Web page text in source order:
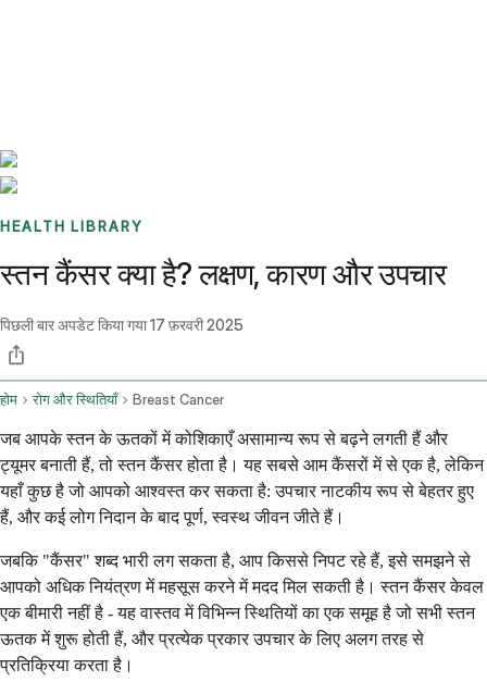
HEALTH LIBRARY
स्तन कैंसर क्या है? लक्षण, कारण और उपचार
पिछली बार अपडेट किया गया17 फ़रवरी 2025
होम रोग और स्थितियाँ Breast Cancer
जब आपके स्तन के ऊतकों में कोशिकाएँ असामान्य रूप से बढ़ने लगती हैं और
ट्यूमर बनाती हैं, तो स्तन कैंसर होता है। यह सबसे आम कैंसरों में से एक है, लेकिन
यहाँ कुछ है जो आपको आश्वस्त कर सकता है: उपचार नाटकीय रूप से बेहतर हुए
हैं, और कई लोग निदान के बाद पूर्ण, स्वस्थ जीवन जीते हैं।
जबकि "कैंसर" शब्द भारी लग सकता है, आप किससे निपट रहे हैं, इसे समझने से
आपको अधिक नियंत्रण में महसूस करने में मदद मिल सकती है। स्तन कैंसर केवल
एक बीमारी नहीं है - यह वास्तव में विभिन्न स्थितियों का एक समूह है जो सभी स्तन
ऊतक में शुरू होती हैं, और प्रत्येक प्रकार उपचार के लिए अलग तरह से
प्रतिक्रिया करता है।